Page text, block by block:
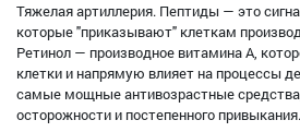
Тяжелая артиллерия. Пептиды — это
которые "приказывают" клеткам
Ретинол — производное витамина А,
клетки и напрямую влияет на процессы
самые мощные антивозрастные
осторожности и постепенного привыкания.